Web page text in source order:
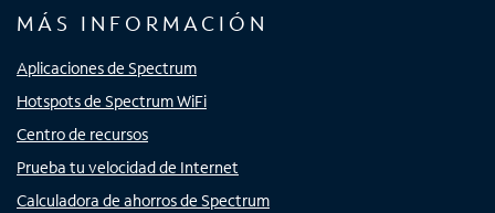
MÁS INFORMACIÓN
Aplicaciones de Spectrum
Hotspots de Spectrum WiFi
Centro de recursos
Prueba tu velocidad de Internet
Calculadora de ahorros de Spectrum